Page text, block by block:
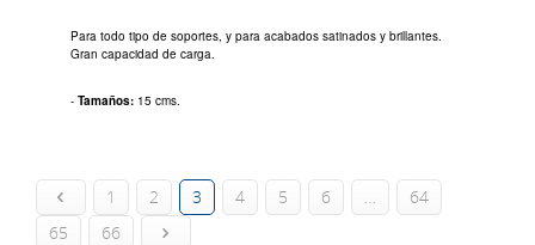
Para todo tipo de soportes, y para acabados satinados y brillantes.
Gran capacidad de carga.
- Tamaños: 15 cms.
1 2 3 4 5 6
64
65
66